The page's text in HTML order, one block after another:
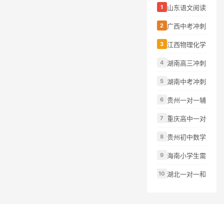
山东语文阅读理解
广西中考冲刺班怎
江西物理化学听不
湖南高三冲刺辅导
湖南中考冲刺班怎
贵州一对一辅导适
重庆高中一对一补
贵州初中数学成绩
海南小学生需要提
湖北一对一和小班